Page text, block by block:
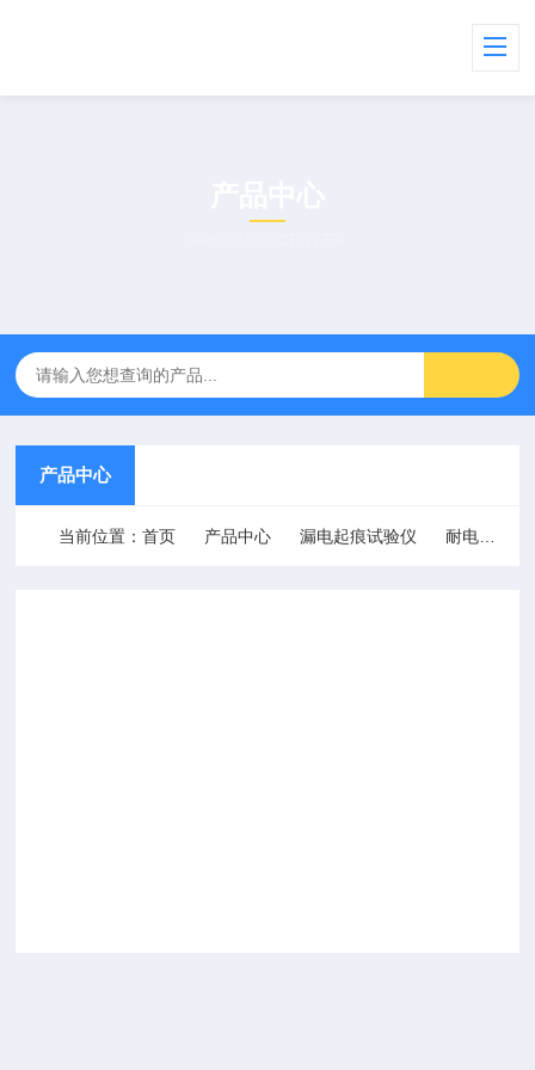
产品中心
当前位置：首页 产品中心 漏电起痕试验仪 耐电痕化指数测试仪